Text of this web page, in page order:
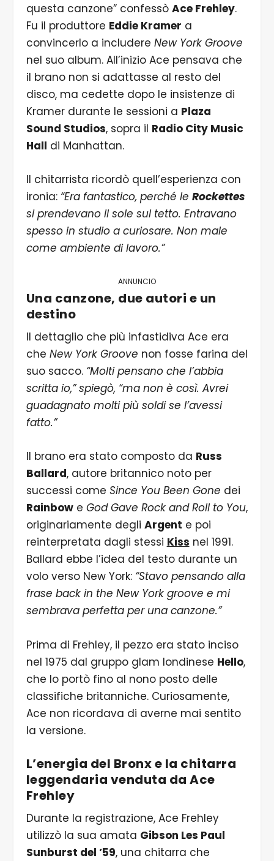
questa canzone” confessò Ace Frehley.
Fu il produttore Eddie Kramer a
convincerlo a includere New York Groove
nel suo album. All’inizio Ace pensava che
il brano non si adattasse al resto del
disco, ma cedette dopo le insistenze di
Kramer durante le sessioni a Plaza
Sound Studios, sopra il Radio City Music
Hall di Manhattan.
Il chitarrista ricordò quell’esperienza con
ironia: “Era fantastico, perché le Rockettes
si prendevano il sole sul tetto. Entravano
spesso in studio a curiosare. Non male
come ambiente di lavoro.”
ANNUNCIO
Una canzone, due autori e un
destino
Il dettaglio che più infastidiva Ace era
che New York Groove non fosse farina del
suo sacco.“Molti pensano che l’abbia
scritta io,” spiegò, “ma non è così. Avrei
guadagnato molti più soldi se l’avessi
fatto.”
Il brano era stato composto da Russ
Ballard, autore britannico noto per
successi come Since You Been Gone dei
Rainbowe God Gave Rock and Roll to You,
originariamente degli Argent e poi
reinterpretata dagli stessi Kiss nel 1991.
Ballard ebbe l’idea del testo durante un
volo verso New York: “Stavo pensando alla
frase back in the New York groove e mi
sembrava perfetta per una canzone.”
Prima di Frehley, il pezzo era stato inciso
nel 1975 dal gruppo glam londinese Hello,
che lo portò fino al nono posto delle
classifiche britanniche. Curiosamente,
Ace non ricordava di averne mai sentito
la versione.
L’energia del Bronx e la chitarra
leggendaria venduta da Ace
Frehley
Durante la registrazione, Ace Frehley
utilizzò la sua amata Gibson Les Paul
Sunburst del ’59, una chitarra che